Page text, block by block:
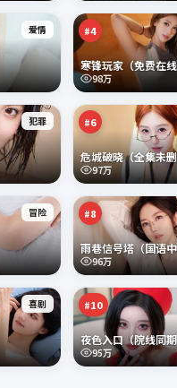
爱情 #4
寒锋玩家（免费在
98万
犯罪 #6
危城破晓（全集未
97万
冒险 #8
雨巷信号塔（国语
96万
喜剧 #10
夜色入口（院线同
95万